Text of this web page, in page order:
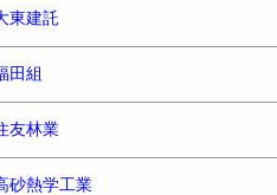
東建託
田組
友林業
砂熱学工業